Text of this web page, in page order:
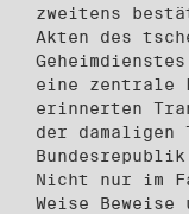
zweitens
Akten des
eine zentrale
erinnerten
der damaligen
Nicht nur im
Weise Beweise